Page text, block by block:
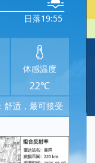
日落19:55
体感温度
22℃
舒适，最可接受